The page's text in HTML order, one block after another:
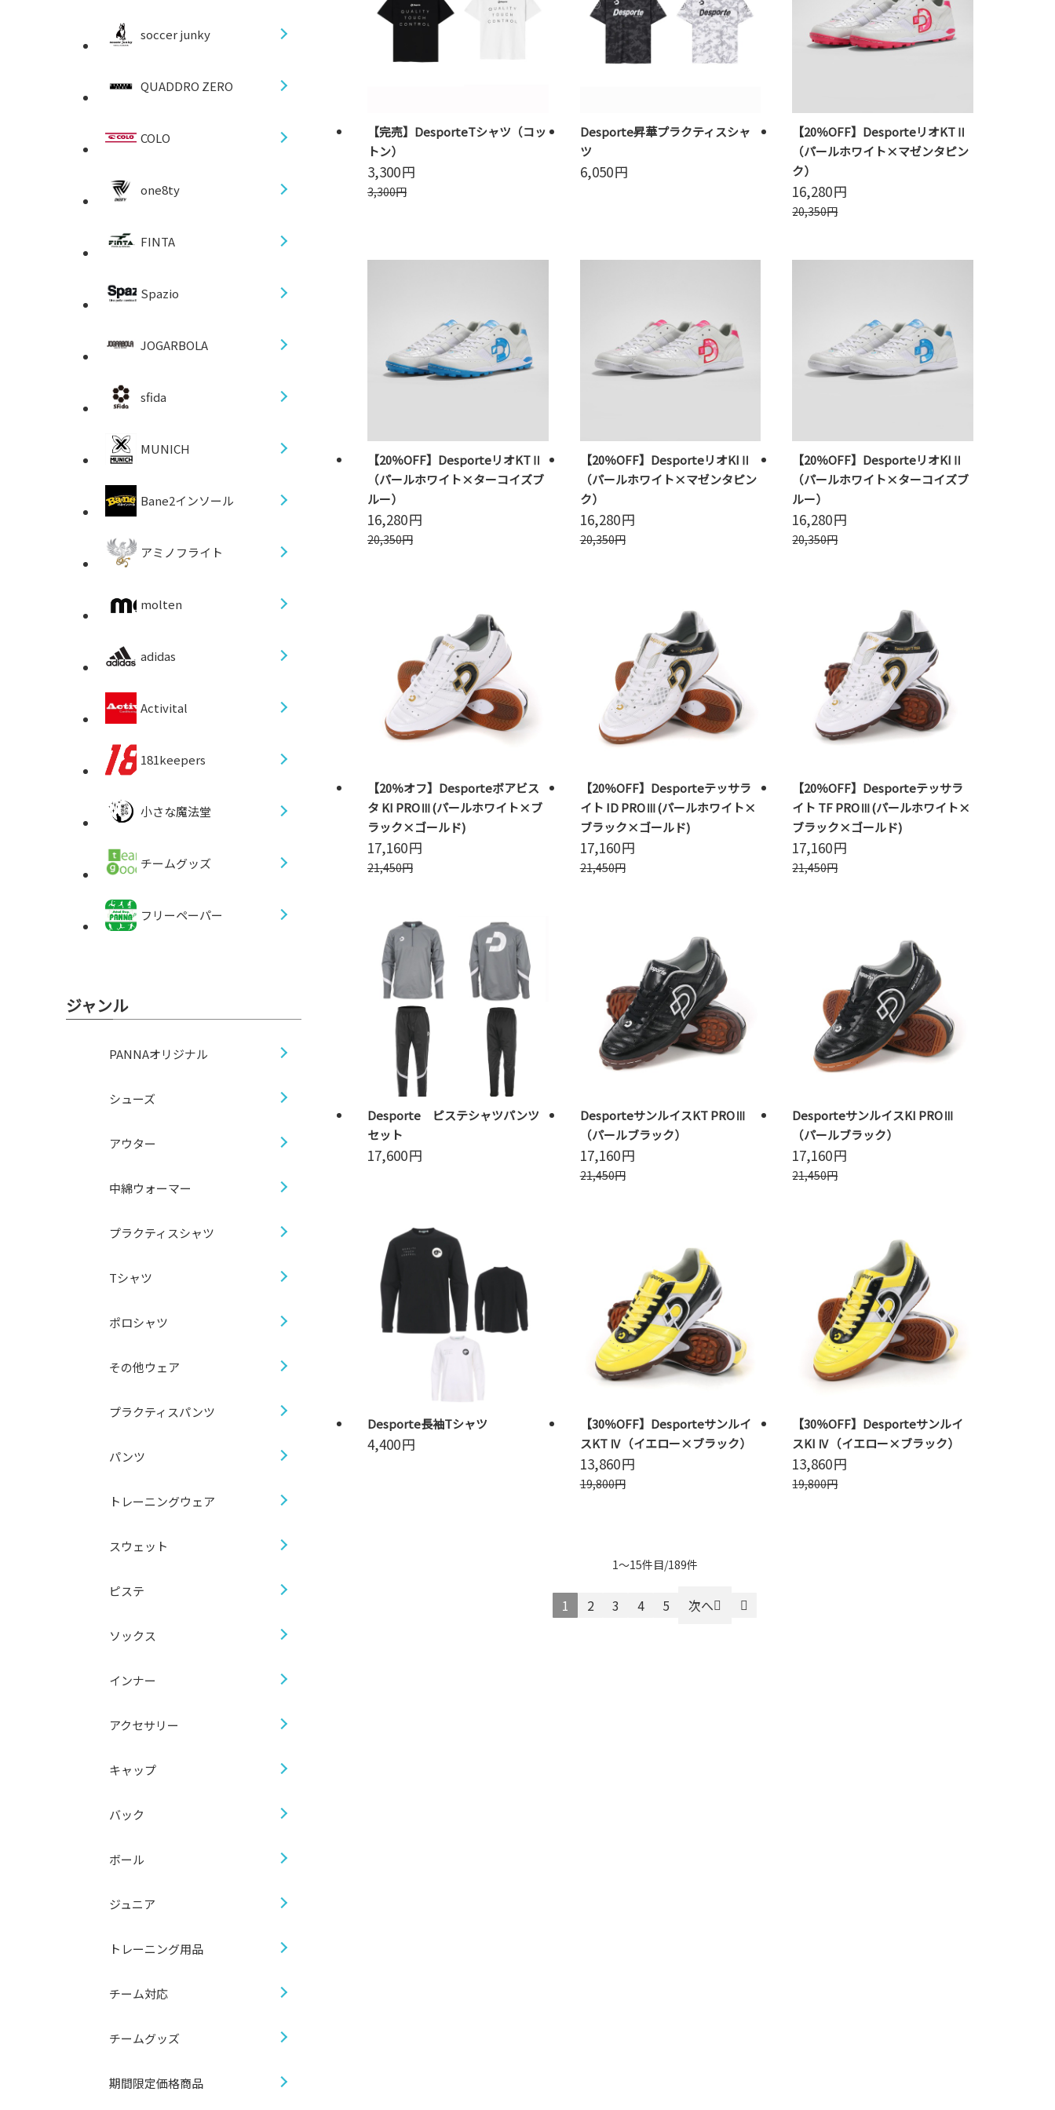
【完売】DesporteTシャツ（コッ
トン）
3,300円
3,300円
Desporte昇華プラクティスシャ
ツ
6,050円
【20％OFF】DesporteリオKTⅡ
（パールホワイト×マゼンタピン
ク）
16,280円
20,350円
【20％OFF】DesporteリオKTⅡ
（パールホワイト×ターコイズブ
ルー）
16,280円
20,350円
【20％OFF】DesporteリオKIⅡ
（パールホワイト×マゼンタピン
ク）
16,280円
20,350円
【20％OFF】DesporteリオKIⅡ
（パールホワイト×ターコイズブ
ルー）
16,280円
20,350円
【20％オフ】Desporteボアビス
タ KI PROⅢ(パールホワイト×ブ
ラック×ゴールド)
17,160円
21,450円
【20％OFF】Desporteテッサラ
イト ID PROⅢ(パールホワイト×
ブラック×ゴールド)
17,160円
21,450円
【20％OFF】Desporteテッサラ
イト TF PROⅢ(パールホワイト×
ブラック×ゴールド)
17,160円
21,450円
Desporte ピステシャツパンツ
セット
17,600円
DesporteサンルイスKT PROⅢ
（パールブラック）
17,160円
21,450円
DesporteサンルイスKI PROⅢ
（パールブラック）
17,160円
21,450円
Desporte長袖Tシャツ
4,400円
【30％OFF】Desporteサンルイ
スKT Ⅳ（イエロー×ブラック）
13,860円
19,800円
【30％OFF】Desporteサンルイ
スKI Ⅳ（イエロー×ブラック）
13,860円
19,800円
1～15件目/189件
1 2 3 4 5 次へ
soccer junky
QUADDRO ZERO
COLO
one8ty
FINTA
Spazio
JOGARBOLA
sfida
MUNICH
Bane2インソール
アミノフライト
molten
adidas
Activital
181keepers
小さな魔法堂
チームグッズ
フリーペーパー
ジャンル
PANNAオリジナル
シューズ
アウター
中綿ウォーマー
プラクティスシャツ
Tシャツ
ポロシャツ
その他ウェア
プラクティスパンツ
パンツ
トレーニングウェア
スウェット
ピステ
ソックス
インナー
アクセサリー
キャップ
バック
ボール
ジュニア
トレーニング用品
チーム対応
チームグッズ
期間限定価格商品